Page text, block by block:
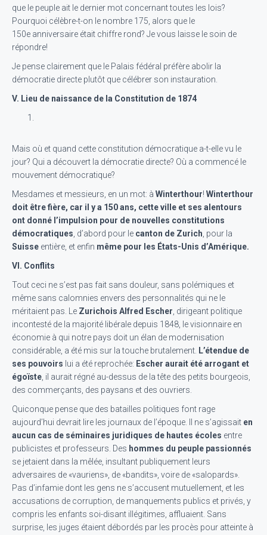
que le peuple ait le dernier mot concernant toutes les lois?
Pourquoi célèbre-t-on le nombre 175, alors que le
150e anniversaire était chiffre rond? Je vous laisse le soin de
répondre!
Je pense clairement que le Palais fédéral préfère abolir la
démocratie directe plutôt que célébrer son instauration.
V. Lieu de naissance de la Constitution de 1874
Mais où et quand cette constitution démocratique a-t-elle vu le
jour? Qui a découvert la démocratie directe? Où a commencé le
mouvement démocratique?
Mesdames et messieurs, en un mot: à Winterthour! Winterthour
doit être fière, car il y a 150 ans, cette ville et ses alentours
ont donné l’impulsion pour de nouvelles constitutions
démocratiques , d’abord pour le canton de Zurich , pour la
Suisse entière, et enfin même pour les États-Unis d’Amérique.
VI. Conflits
Tout ceci ne s’est pas fait sans douleur, sans polémiques et
même sans calomnies envers des personnalités qui ne le
méritaient pas. Le Zurichois Alfred Escher , dirigeant politique
incontesté de la majorité libérale depuis 1848, le visionnaire en
économie à qui notre pays doit un élan de modernisation
considérable, a été mis sur la touche brutalement. L’étendue de
ses pouvoirs lui a été reprochée: Escher aurait été arrogant et
égoïste , il aurait régné au-dessus de la tête des petits bourgeois,
des commerçants, des paysans et des ouvriers.
Quiconque pense que des batailles politiques font rage
aujourd’hui devrait lire les journaux de l’époque. Il ne s’agissait en
aucun cas de séminaires juridiques de hautes écoles entre
publicistes et professeurs. Des hommes du peuple passionnés
se jetaient dans la mêlée, insultant publiquement leurs
adversaires de «vauriens», de «bandits», voire de «salopards».
Pas d’infamie dont les gens ne s’accusent mutuellement, et les
accusations de corruption, de manquements publics et privés, y
compris les enfants soi-disant illégitimes, affluaient. Sans
surprise, les juges étaient débordés par les procès pour atteinte à